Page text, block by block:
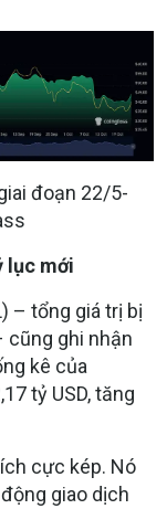
đoạn 22/5-
lục mới
– tổng giá trị bị
cũng ghi nhận
kê của
tỷ USD, tăng
cực kép. Nó
giao dịch